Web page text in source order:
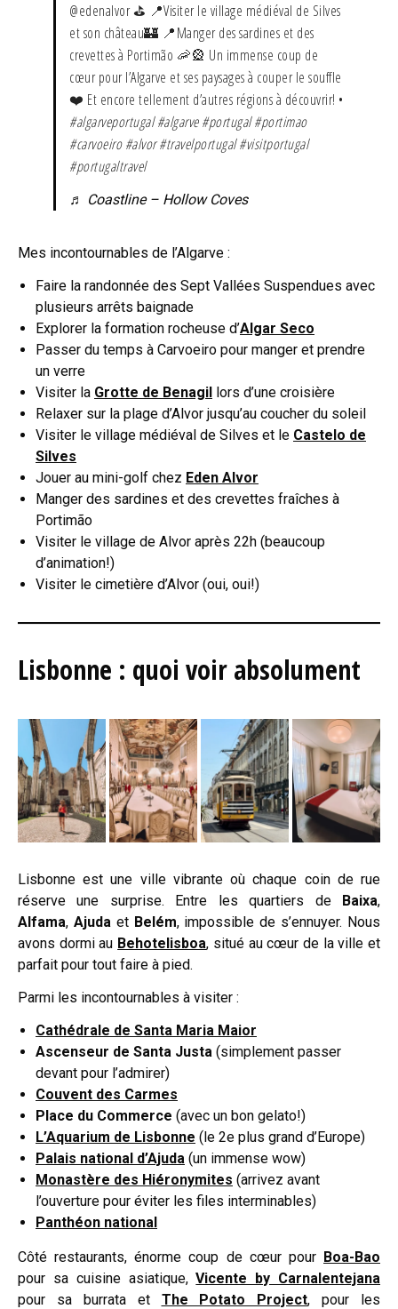
@edenalvor ⛳️ 📍Visiter le village médiéval de Silves
et son château🏰 📍Manger des sardines et des
crevettes à Portimão 🦐🎡 Un immense coup de
cœur pour l’Algarve et ses paysages à couper le souffle
❤️ Et encore tellement d’autres régions à découvrir! •
#algarveportugal #algarve #portugal #portimao
#carvoeiro #alvor #travelportugal #visitportugal
#portugaltravel
♬ Coastline – Hollow Coves
Mes incontournables de l’Algarve :
Faire la randonnée des Sept Vallées Suspendues avec
plusieurs arrêts baignade
Explorer la formation rocheuse d’Algar Seco
Passer du temps à Carvoeiro pour manger et prendre
un verre
Visiter la Grotte de Benagil
lors d’une croisière
Relaxer sur la plage d’Alvor jusqu’au coucher du soleil
Visiter le village médiéval de Silves et le Castelo de
Silves
Jouer au mini-golf chez Eden Alvor
Manger des sardines et des crevettes fraîches à
Portimão
Visiter le village de Alvor après 22h (beaucoup
d’animation!)
Visiter le cimetière d’Alvor (oui, oui!)
Lisbonne : quoi voir absolument
Lisbonne est une ville vibrante où chaque coin de rue
réserve une surprise. Entre les quartiers de Baixa,
Alfama, Ajuda et Belém, impossible de s’ennuyer. Nous
avons dormi au Behotelisboa, situé au cœur de la ville et
parfait pour tout faire à pied.
Parmi les incontournables à visiter :
Cathédrale de Santa Maria Maior
Ascenseur de Santa Justa (simplement passer
devant pour l’admirer)
Couvent des Carmes
Place du Commerce (avec un bon gelato!)
L’Aquarium de Lisbonne (le 2e plus grand d’Europe)
Palais national d’Ajuda (un immense wow)
Monastère des Hiéronymites (arrivez avant
l’ouverture pour éviter les files interminables)
Panthéon national
Côté restaurants, énorme coup de cœur pour Boa-Bao
pour sa cuisine asiatique,Vicente by Carnalentejana
pour sa burrata et The Potato Project, pour les